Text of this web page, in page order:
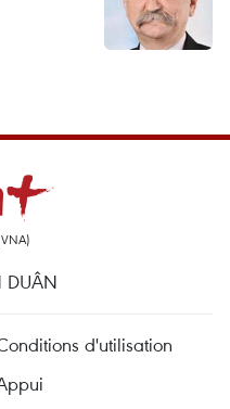
DUÂN
d'utilisation